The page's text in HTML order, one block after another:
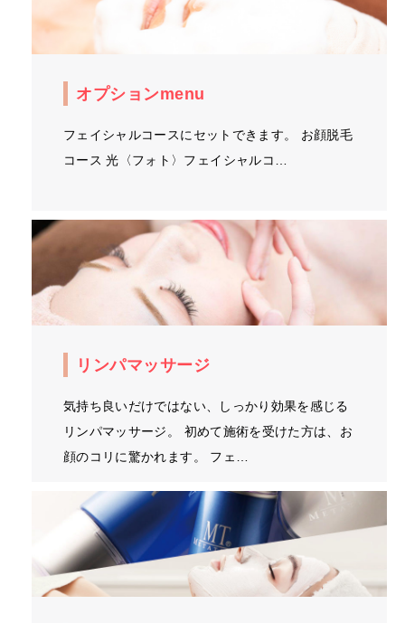
オプションmenu
フェイシャルコースにセットできます。 お顔脱毛
コース 光〈フォト〉フェイシャルコ…
リンパマッサージ
気持ち良いだけではない、しっかり効果を感じる
リンパマッサージ。 初めて施術を受けた方は、お
顔のコリに驚かれます。 フェ…